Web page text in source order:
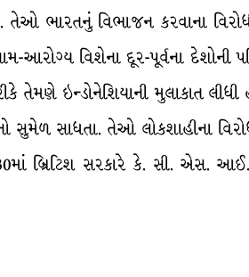
ભારતનું વિભાજન કરવાના
આરોગ્ય વિશેના દૂર-પૂર્વના દેશોની
તેમણે ઇન્ડોનેશિયાની મુલાકાત
સાધતા. તેઓ લોકશાહીના
બ્રિટિશ સરકારે કે. સી. એસ.